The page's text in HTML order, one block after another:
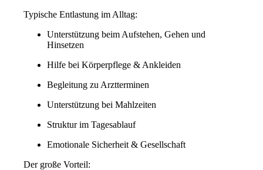
Typische Entlastung im Alltag:
Unterstützung beim Aufstehen, Gehen und
Hinsetzen
Hilfe bei Körperpflege & Ankleiden
Begleitung zu Arztterminen
Unterstützung bei Mahlzeiten
Struktur im Tagesablauf
Emotionale Sicherheit & Gesellschaft
Der große Vorteil: